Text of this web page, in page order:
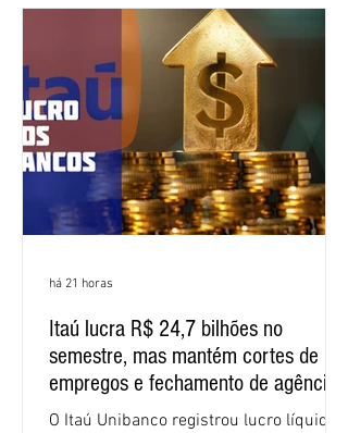
negociação encerrou a discussão das
cláusulas econômicas e sindicais da
minuta, e a representação dos
funcionários cobrou que o banco
apresente uma proposta c
Itaú lucra R$ 24,7 bilhões no
semestre, mas mantém cortes de
empregos e fechamento de agências
O Itaú Unibanco registrou lucro líquido
há 21 horas